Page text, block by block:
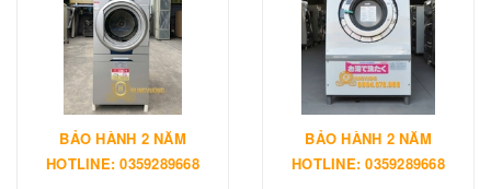
BẢO HÀNH 2 NĂM
HOTLINE: 0359289668
BẢO HÀNH 2 NĂM
HOTLINE: 0359289668